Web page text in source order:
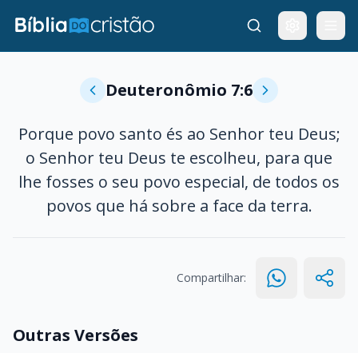
Deuteronômio 7:6
Porque povo santo és ao Senhor teu Deus;
o Senhor teu Deus te escolheu, para que
lhe fosses o seu povo especial, de todos os
povos que há sobre a face da terra.
Compartilhar:
Outras Versões